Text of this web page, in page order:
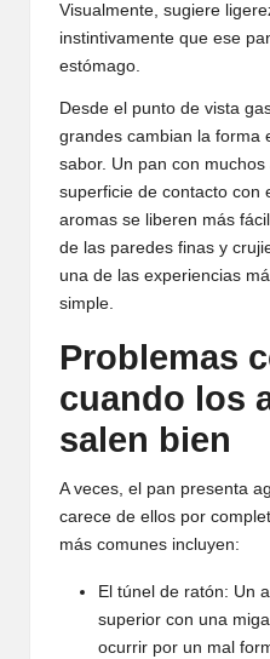
Visualmente, sugiere
instintivamente que ese
estómago.
Desde el punto de vista
grandes cambian la forma
sabor. Un pan con
superficie de contacto con
aromas se liberen más
de las paredes finas y
una de las experiencias
simple.
Problemas
cuando los
salen bien
A veces, el pan presenta
carece de ellos por
más comunes incluyen:
El túnel de ratón: Un
superior con una
ocurrir por un mal